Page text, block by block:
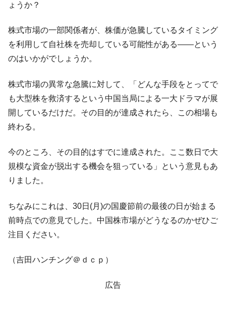
ょうか？
株式市場の一部関係者が、株価が急騰しているタイミング
を利用して自社株を売却している可能性がある――という
のはいかがでしょうか。
株式市場の異常な急騰に対して、「どんな手段をとってで
も大型株を救済するという中国当局による一大ドラマが展
開しているだけだ。その目的が達成されたら、この相場も
終わる。
今のところ、その目的はすでに達成された。ここ数日で大
規模な資金が脱出する機会を狙っている」という意見もあ
りました。
ちなみにこれは、30日(月)の国慶節前の最後の日が始まる
前時点での意見でした。中国株市場がどうなるのかぜひご
注目ください。
（吉田ハンチング＠ｄｃｐ）
広告